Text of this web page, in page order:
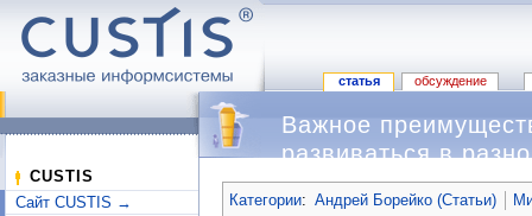
статья обсуждение
CUSTIS
Сайт CUSTIS →
Важное
развиваться в
Категории: Андрей Борейко (Статьи)